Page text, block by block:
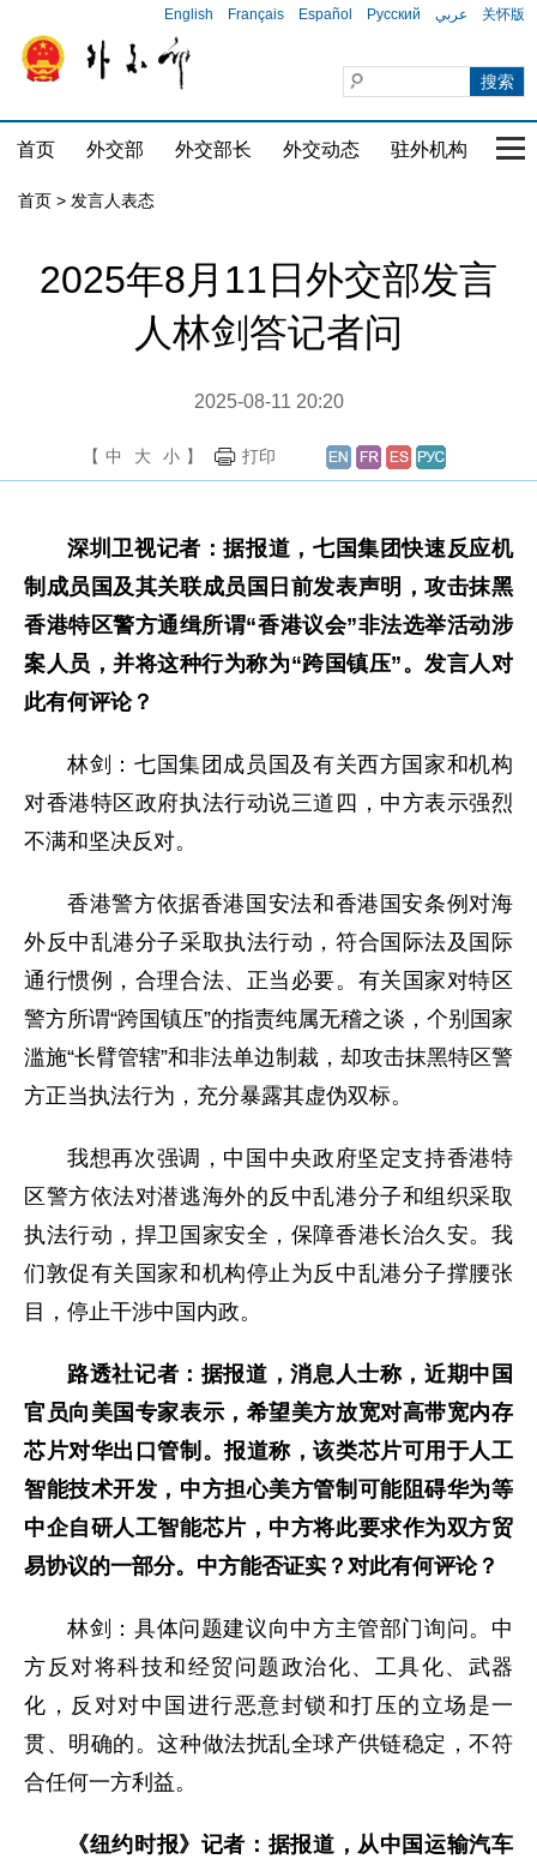
English Français Español Русский عربي 关怀版
首页 外交部 外交部长 外交动态 驻外机构 国
首页 > 发言人表态
2025年8月11日外交部发言
人林剑答记者问
2025-08-11 20:20
【 中 大 小 】 打印
深圳卫视记者：据报道，七国集团快速反应机
制成员国及其关联成员国日前发表声明，攻击抹黑
香港特区警方通缉所谓“香港议会”非法选举活动涉
案人员，并将这种行为称为“跨国镇压”。发言人对
此有何评论？
林剑：七国集团成员国及有关西方国家和机构
对香港特区政府执法行动说三道四，中方表示强烈
不满和坚决反对。
香港警方依据香港国安法和香港国安条例对海
外反中乱港分子采取执法行动，符合国际法及国际
通行惯例，合理合法、正当必要。有关国家对特区
警方所谓“跨国镇压”的指责纯属无稽之谈，个别国家
滥施“长臂管辖”和非法单边制裁，却攻击抹黑特区警
方正当执法行为，充分暴露其虚伪双标。
我想再次强调，中国中央政府坚定支持香港特
区警方依法对潜逃海外的反中乱港分子和组织采取
执法行动，捍卫国家安全，保障香港长治久安。我
们敦促有关国家和机构停止为反中乱港分子撑腰张
目，停止干涉中国内政。
路透社记者：据报道，消息人士称，近期中国
官员向美国专家表示，希望美方放宽对高带宽内存
芯片对华出口管制。报道称，该类芯片可用于人工
智能技术开发，中方担心美方管制可能阻碍华为等
中企自研人工智能芯片，中方将此要求作为双方贸
易协议的一部分。中方能否证实？对此有何评论？
林剑：具体问题建议向中方主管部门询问。中
方反对将科技和经贸问题政治化、工具化、武器
化，反对对中国进行恶意封锁和打压的立场是一
贯、明确的。这种做法扰乱全球产供链稳定，不符
合任何一方利益。
《纽约时报》记者：据报道，从中国运输汽车